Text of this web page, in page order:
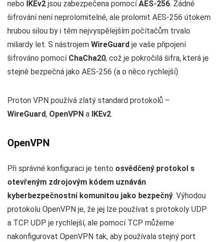
nebo IKEv2 jsou zabezpečena pomocíAES-256. Žádné
šifrování není neprolomitelné, ale prolomit AES-256 útokem
hrubou silou by i těm nejvyspělejším počítačům trvalo
miliardy let. S nástrojem WireGuard je vaše připojení
šifrováno pomocí ChaCha20, což je pokročilá šifra, která je
stejně bezpečná jako AES-256 (a o něco rychlejší).
Proton VPN používá zlatý standard protokolů –
WireGuard, OpenVPN a IKEv2.
OpenVPN
Při správné konfiguraci je tento osvědčený protokol s
otevřeným zdrojovým kódem uznáván
kyberbezpečnostní komunitou jako bezpečný. Výhodou
protokolu OpenVPN je, že jej lze používat s protokoly UDP
a TCP. UDP je rychlejší, ale pomocí TCP můžeme
nakonfigurovat OpenVPN tak, aby používala stejný port